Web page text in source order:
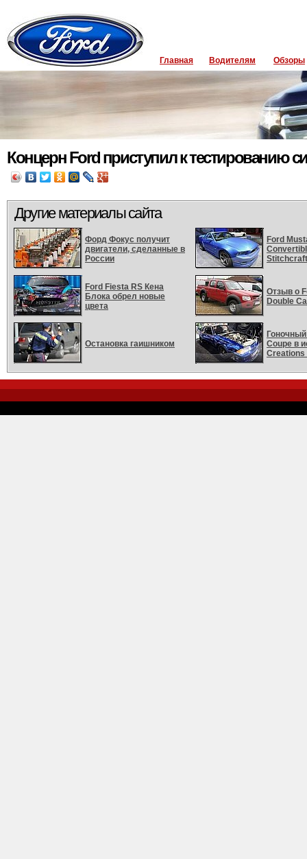
Главная Водителям Обзоры
Концерн Ford приступил к тестированию
Другие материалы сайта
Форд Фокус получит
двигатели, сделанные в
России
Ford Fiesta RS Кена
Блока обрел новые
цвета
Остановка гаишником
Ford
Stitchcraft
Отзыв о
Double
Coupe в
Creations